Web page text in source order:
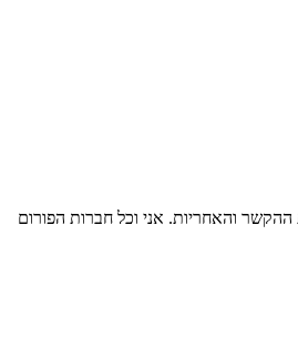
והאחריות. אני וכל חברות הפורום